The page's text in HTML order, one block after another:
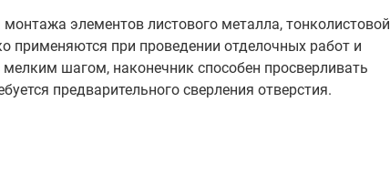
элементов листового металла, тонколистовой
применяются при проведении отделочных работ и
шагом, наконечник способен просверливать
предварительного сверления отверстия.